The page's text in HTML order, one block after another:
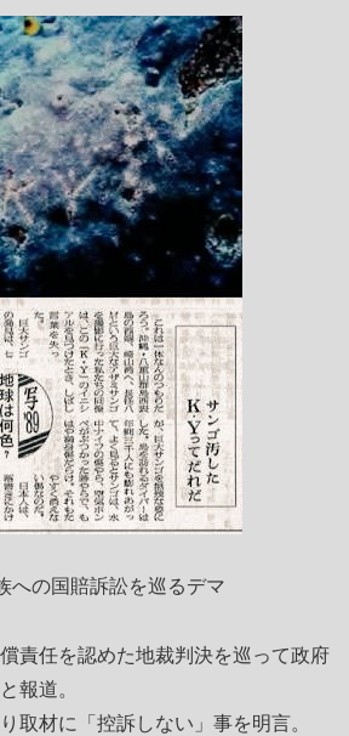
への国賠訴訟を巡るデマ
責任を認めた地裁判決を巡って政府
報道。
取材に「控訴しない」事を明言。